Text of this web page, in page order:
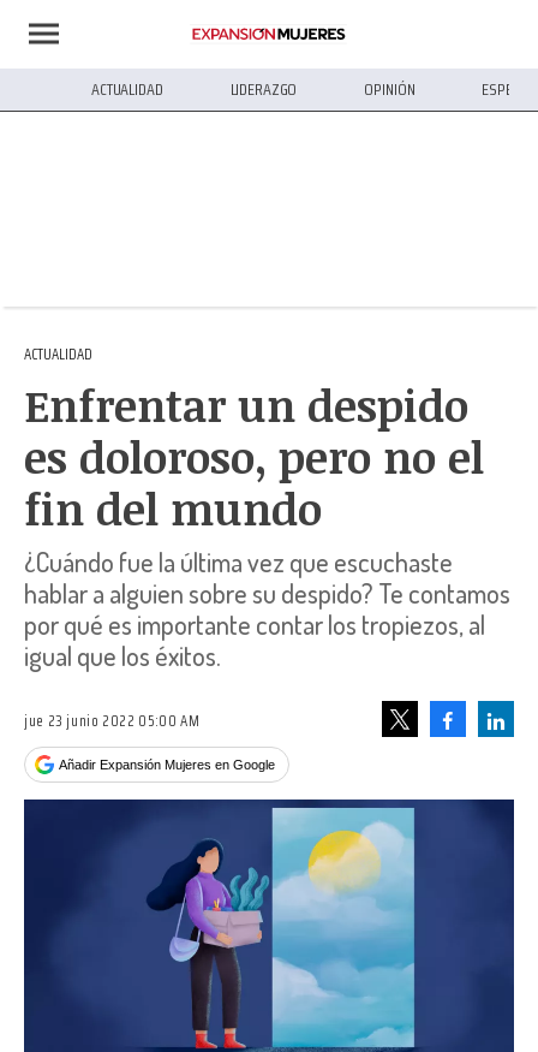
ACTUALIDAD LIDERAZGO OPINIÓN
ACTUALIDAD
Enfrentar un despido
es doloroso, pero no el
fin del mundo
¿Cuándo fue la última vez que escuchaste
hablar a alguien sobre su despido? Te contamos
por qué es importante contar los tropiezos, al
igual que los éxitos.
jue 23 junio 2022 05:00 AM
Añadir Expansión Mujeres en Google
Facebook